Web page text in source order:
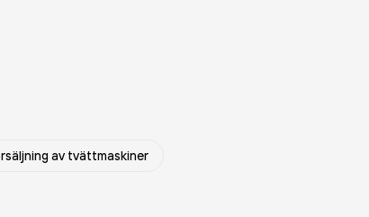
av tvättmaskiner